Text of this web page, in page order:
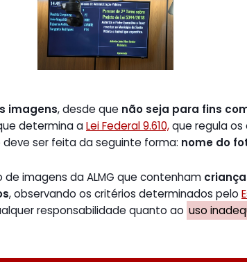
imagens, desde que não seja para fins
determina aLei Federal 9.610,que regula os
ser feita da seguinte forma: nome do
imagens da ALMG que contenham
, observando os critérios determinados pelo
responsabilidade quanto ao uso